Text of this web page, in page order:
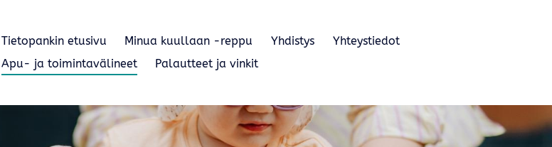
Tietopankin etusivu Minua kuullaan -reppu Yhdistys
Yhteystiedot
Apu- ja toimintavälineet
Palautteet ja vinkit